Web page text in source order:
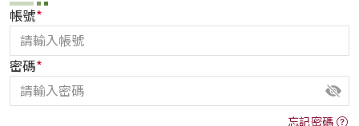
帳號*
密碼*
忘記密碼